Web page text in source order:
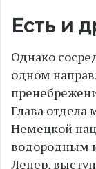
Есть и
Однако
одном
Глава отдела
Немецкой
водородным
Ленер,